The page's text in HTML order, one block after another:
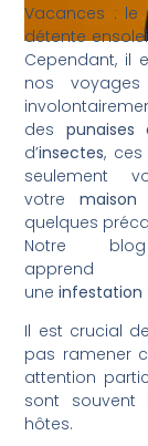
Vacances :
détente
Cependant, il
nos
des
d’insectes, ces
seulement
votremaison
quelques
Notre
uneinfestation
Il est crucial
pas ramener
attention
sont souvent
hôtes.